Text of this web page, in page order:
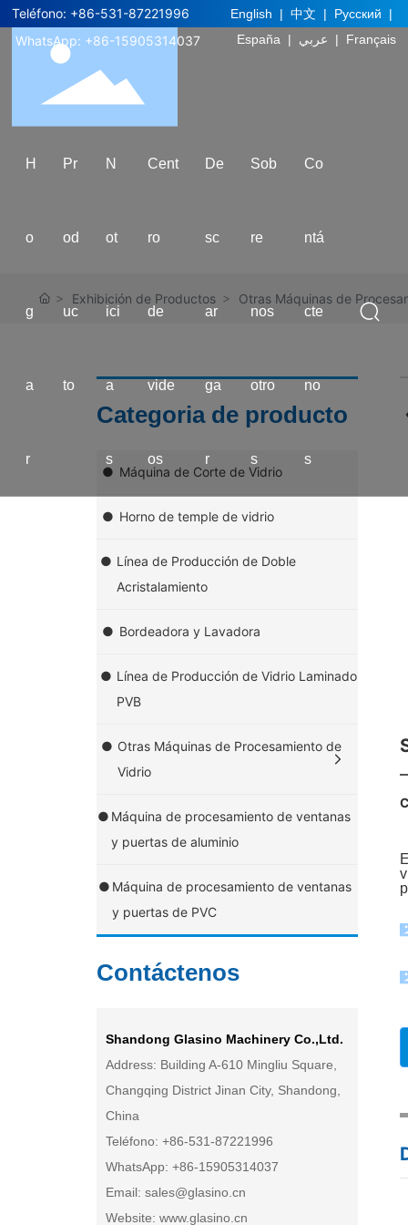
H
o
g
a
r
Pr
od
uc
to
N
ot
ici
a
s
Cent
ro
de
vide
os
De
sc
ar
ga
r
Sob
re
nos
otro
s
Co
ntá
cte
no
s
Teléfono: +86-531-87221996
WhatsApp: +86-15905314037
English | 中文 | Русский |
España | عربي | Français
Exhibición de Productos Otras Máquinas de
Categoria de producto
● Máquina de Corte de Vidrio
● Horno de temple de vidrio
● Línea de Producción de Doble
Acristalamiento
● Bordeadora y Lavadora
● Línea de Producción de Vidrio Laminado
PVB
● Otras Máquinas de Procesamiento de
Vidrio
● Máquina de procesamiento de ventanas
y puertas de aluminio
● Máquina de procesamiento de ventanas
y puertas de PVC
Contáctenos
Shandong Glasino Machinery Co.,Ltd.
Address: Building A-610 Mingliu Square,
Changqing District Jinan City, Shandong,
China
Teléfono: +86-531-87221996
WhatsApp: +86-15905314037
Email: sales@glasino.cn
Website: www.glasino.cn